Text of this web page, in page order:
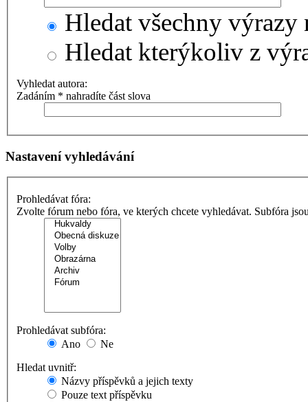
Hledat všechny výrazy
Hledat kterýkoliv z
Vyhledat autora:
Zadáním * nahradíte část slova
Nastavení vyhledávání
Prohledávat fóra:
Zvolte fórum nebo fóra, ve kterých chcete vyhledávat. Subfóra
Prohledávat subfóra:
Ano
Ne
Hledat uvnitř:
Názvy příspěvků a jejich texty
Pouze text příspěvku